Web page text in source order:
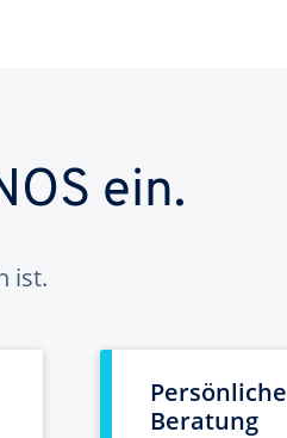
ein.
ist.
Persönliche
Beratung